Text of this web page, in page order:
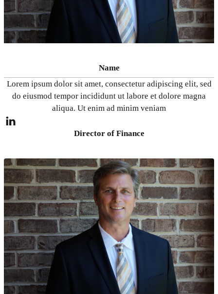
Name
Lorem ipsum dolor sit amet, consectetur adipiscing elit, sed
do eiusmod tempor incididunt ut labore et dolore magna
aliqua. Ut enim ad minim veniam
Director of Finance